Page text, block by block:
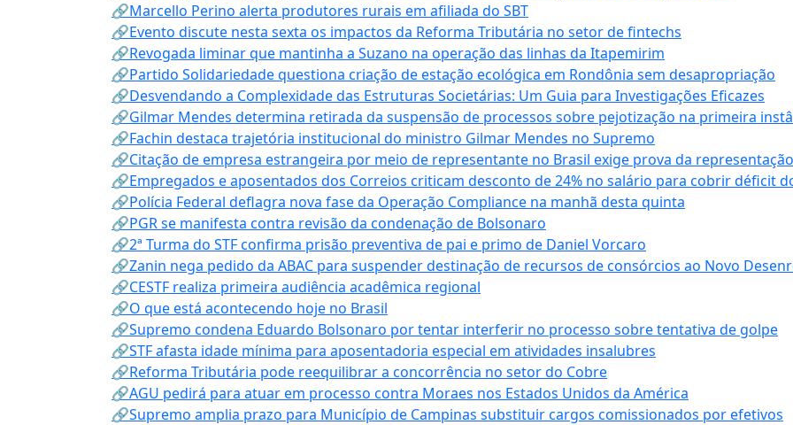
🔗Marcello Perino alerta produtores rurais em afiliada do SBT
🔗Evento discute nesta sexta os impactos da Reforma Tributária no setor de fintechs
🔗Revogada liminar que mantinha a Suzano na operação das linhas da Itapemirim
🔗Partido Solidariedade questiona criação de estação ecológica em Rondônia sem desapropriação
🔗Desvendando a Complexidade das Estruturas Societárias: Um Guia para Investigações Eficazes
🔗Gilmar Mendes determina retirada da suspensão de processos sobre pejotização na primeira
🔗Fachin destaca trajetória institucional do ministro Gilmar Mendes no Supremo
🔗Citação de empresa estrangeira por meio de representante no Brasil exige prova da representação
🔗Empregados e aposentados dos Correios criticam desconto de 24% no salário para cobrir déficit
🔗Polícia Federal deflagra nova fase da Operação Compliance na manhã desta quinta
🔗PGR se manifesta contra revisão da condenação de Bolsonaro
🔗2ª Turma do STF confirma prisão preventiva de pai e primo de Daniel Vorcaro
🔗Zanin nega pedido da ABAC para suspender destinação de recursos de consórcios ao Novo
🔗CESTF realiza primeira audiência acadêmica regional
🔗O que está acontecendo hoje no Brasil
🔗Supremo condena Eduardo Bolsonaro por tentar interferir no processo sobre tentativa de golpe
🔗STF afasta idade mínima para aposentadoria especial em atividades insalubres
🔗Reforma Tributária pode reequilibrar a concorrência no setor do Cobre
🔗AGU pedirá para atuar em processo contra Moraes nos Estados Unidos da América
🔗Supremo amplia prazo para Município de Campinas substituir cargos comissionados por efetivos